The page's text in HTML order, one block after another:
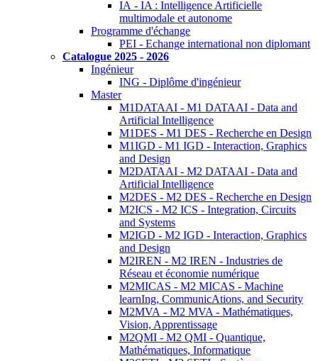
IA - IA : Intelligence Artificielle
multimodale et autonome
Programme d'échange
PEI - Echange international non diplomant
Catalogue 2025 - 2026
Ingénieur
ING - Diplôme d'ingénieur
Master
M1DATAAI - M1 DATAAI - Data and
Artificial Intelligence
M1DES - M1 DES - Recherche en Design
M1IGD - M1 IGD - Interaction, Graphics
and Design
M2DATAAI - M2 DATAAI - Data and
Artificial Intelligence
M2DES - M2 DES - Recherche en Design
M2ICS - M2 ICS - Integration, Circuits
and Systems
M2IGD - M2 IGD - Interaction, Graphics
and Design
M2IREN - M2 IREN - Industries de
Réseau et économie numérique
M2MICAS - M2 MICAS - Machine
learnIng, CommunicAtions, and Security
M2MVA - M2 MVA - Mathématiques,
Vision, Apprentissage
M2QMI - M2 QMI - Quantique,
Mathématiques, Informatique